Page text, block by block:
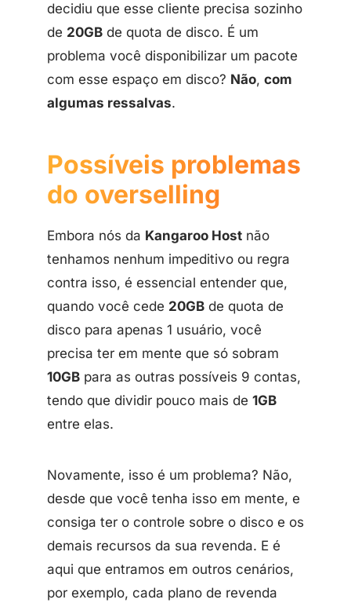
decidiu que esse cliente precisa sozinho
de 20GB de quota de disco. É um
problema você disponibilizar um pacote
com esse espaço em disco? Não, com
algumas ressalvas.
Possíveis problemas
do overselling
Embora nós da Kangaroo Host não
tenhamos nenhum impeditivo ou regra
contra isso, é essencial entender que,
quando você cede 20GB de quota de
disco para apenas 1 usuário, você
precisa ter em mente que só sobram
10GB para as outras possíveis 9 contas,
tendo que dividir pouco mais de 1GB
entre elas.
Novamente, isso é um problema? Não,
desde que você tenha isso em mente, e
consiga ter o controle sobre o disco e os
demais recursos da sua revenda. E é
aqui que entramos em outros cenários,
por exemplo, cada plano de revenda